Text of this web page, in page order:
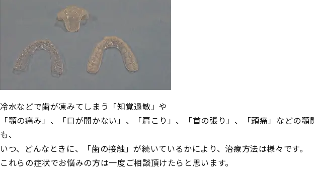
冷水などで歯が凍みてしまう「知覚過敏」や
「顎の痛み」、「口が開かない」、「肩こり」、「首の張り」、「頭痛」などの
も、
いつ、どんなときに、「歯の接触」が続いているかにより、治療方法は様々です。
これらの症状でお悩みの方は一度ご相談頂けたらと思います。